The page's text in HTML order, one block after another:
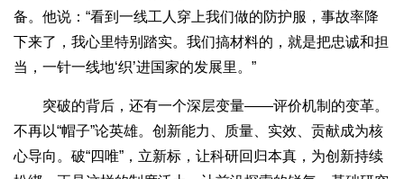
备。他说：“看到一线工人穿上我们做的防护服，事故率降
下来了，我心里特别踏实。我们搞材料的，就是把忠诚和担
当，一针一线地‘织’进国家的发展里。”
突破的背后，还有一个深层变量——评价机制的变革。
不再以“帽子”论英雄。创新能力、质量、实效、贡献成为核
心导向。破“四唯”，立新标，让科研回归本真，为创新持续